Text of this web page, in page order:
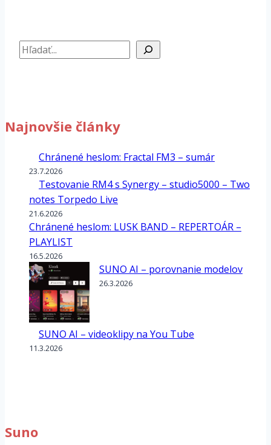
Hľadať
Najnovšie články
Chránené heslom: Fractal FM3 – sumár
23.7.2026
Testovanie RM4 s Synergy – studio5000 – Two
notes Torpedo Live
21.6.2026
Chránené heslom: LUSK BAND – REPERTOÁR –
PLAYLIST
16.5.2026
SUNO AI – porovnanie modelov
26.3.2026
SUNO AI – videoklipy na You Tube
11.3.2026
Suno